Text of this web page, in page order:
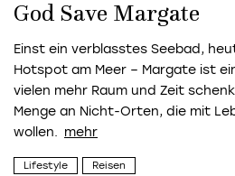
God Save Margate
Einst ein verblasstes Seebad,
Hotspot am Meer – Margate ist
vielen mehr Raum und Zeit
Menge an ­Nicht-Orten, die mit
wollen.
Lifestyle Reisen